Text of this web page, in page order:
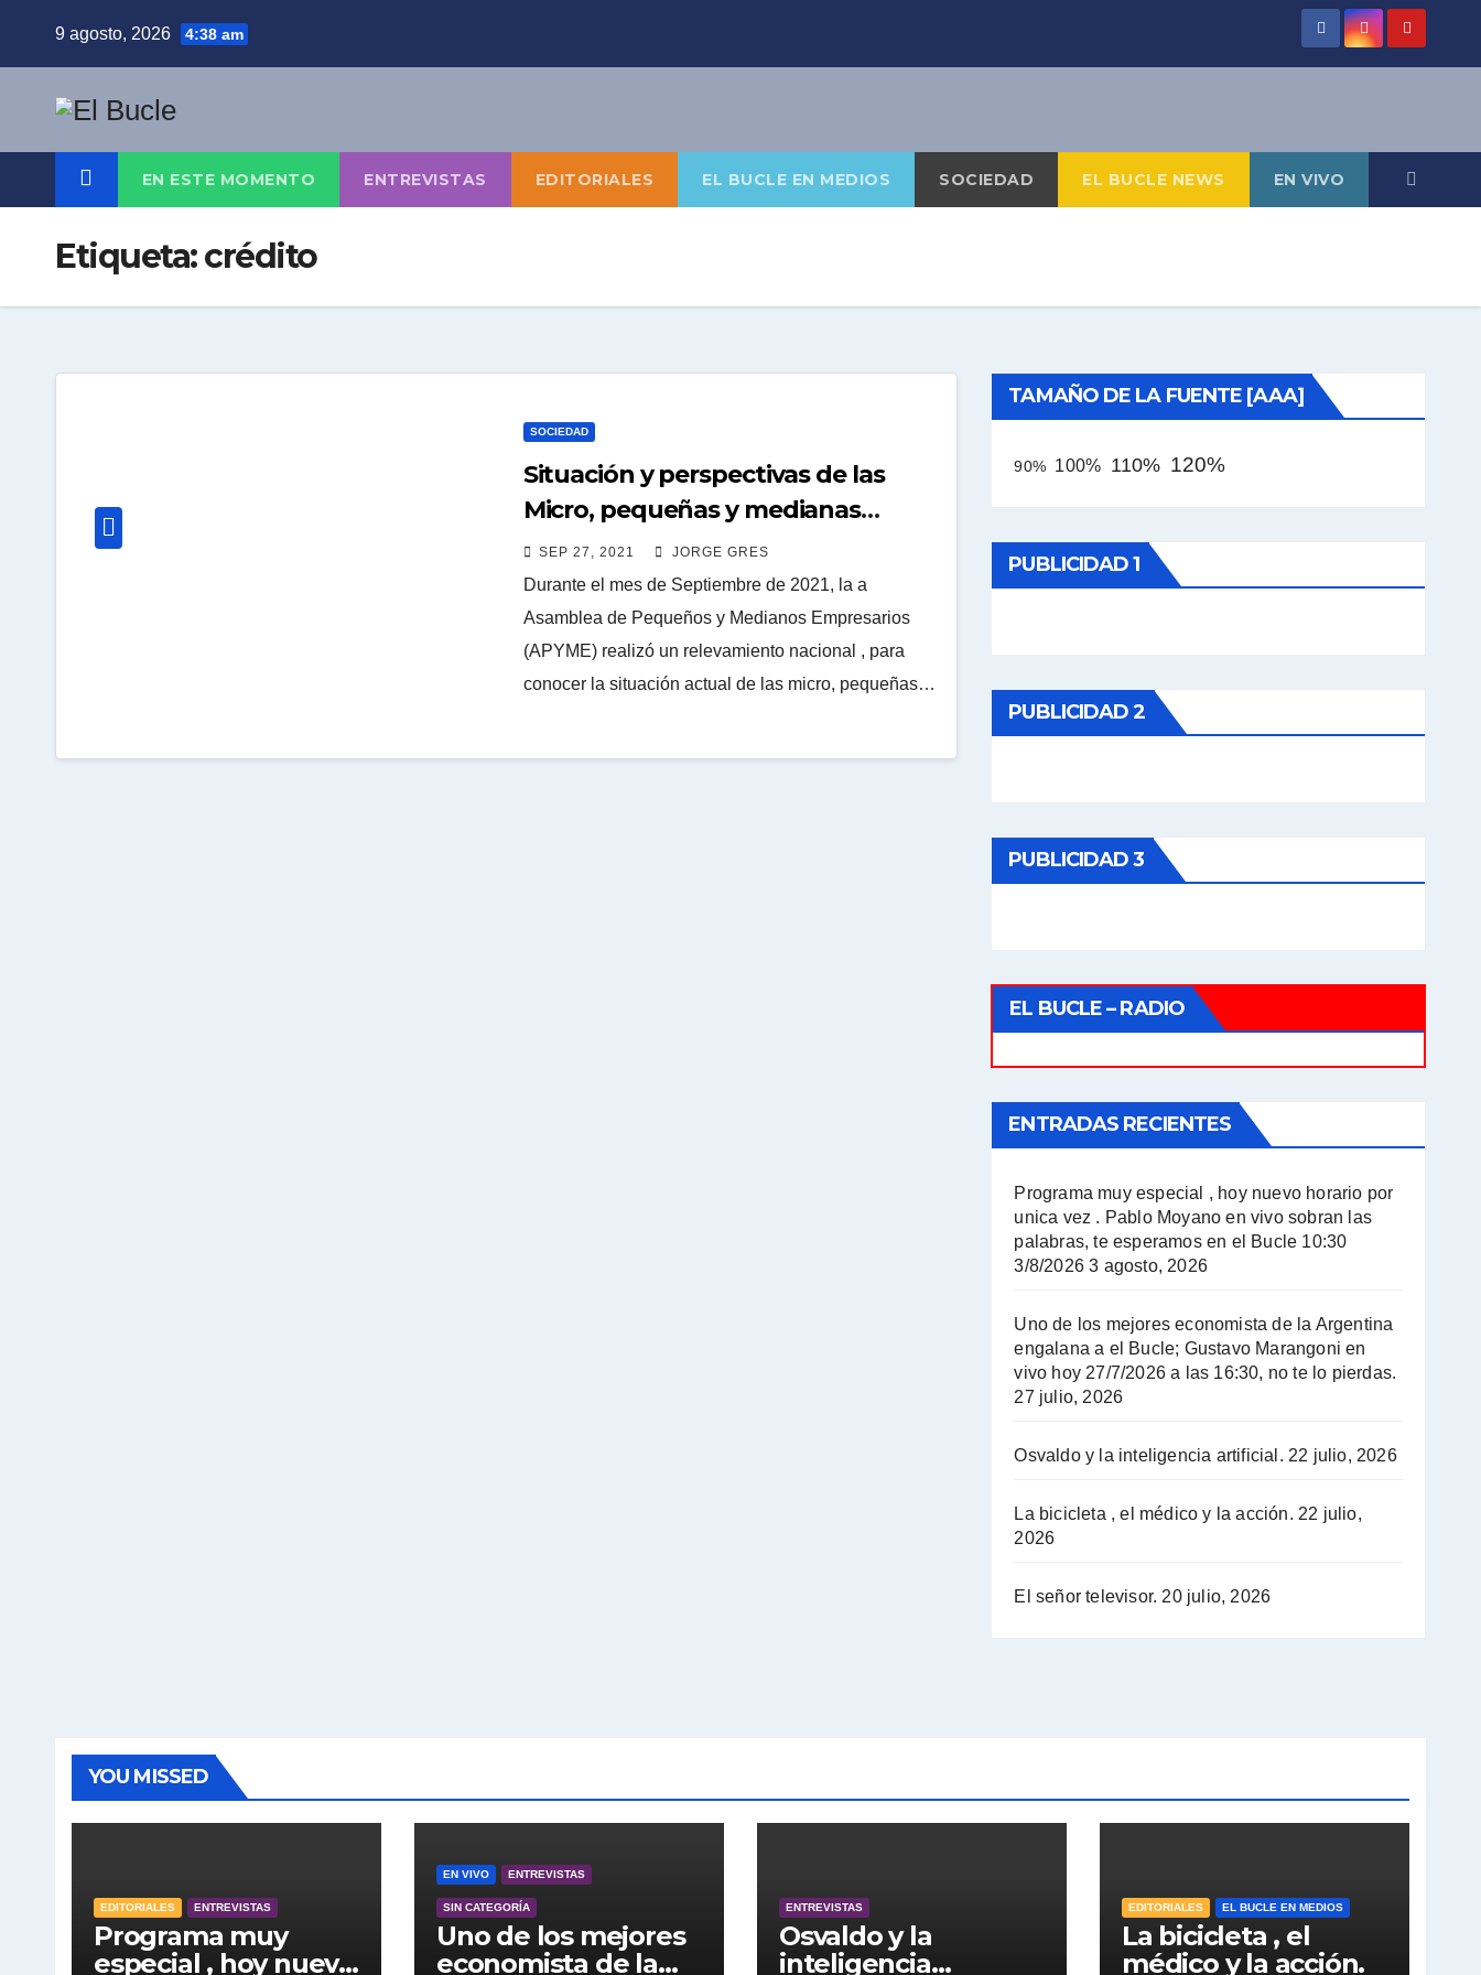
9 agosto, 2026 4:38 am
EN ESTE MOMENTO ENTREVISTAS EDITORIALES EL BUCLE EN MEDIOS SOCIEDAD EL BUCLE NEWS EN VIVO
Etiqueta:crédito
SOCIEDAD
Situación y perspectivas de las
Micro, pequeñas y medianas
empresas
SEP 27, 2021 JORGE GRES
Durante el mes de Septiembre de 2021, la a
Asamblea de Pequeños y Medianos Empresarios
(APYME) realizó un relevamiento nacional , para
conocer la situación actual de las micro, pequeñas…
TAMAÑO DE LA FUENTE [AAA]
90% 100% 110% 120%
PUBLICIDAD 1
PUBLICIDAD 2
PUBLICIDAD 3
EL BUCLE – RADIO
ENTRADAS RECIENTES
Programa muy especial , hoy nuevo horario por
unica vez . Pablo Moyano en vivo sobran las
palabras, te esperamos en el Bucle 10:30
3/8/2026 3 agosto, 2026
Uno de los mejores economista de la Argentina
engalana a el Bucle; Gustavo Marangoni en
vivo hoy 27/7/2026 a las 16:30, no te lo pierdas.
27 julio, 2026
Osvaldo y la inteligencia artificial. 22 julio, 2026
La bicicleta , el médico y la acción. 22 julio,
2026
El señor televisor. 20 julio, 2026
YOU MISSED
EDITORIALES ENTREVISTAS
Programa muy
especial , hoy nuevo
EN VIVO ENTREVISTAS
SIN CATEGORÍA
Uno de los mejores
economista de la
ENTREVISTAS
Osvaldo y la
inteligencia
EDITORIALES EL BUCLE EN MEDIOS
La bicicleta , el
médico y la acción.